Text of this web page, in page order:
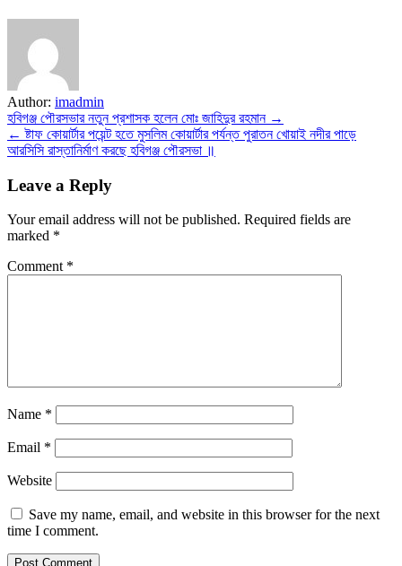
Author: imadmin
Post
navigation
হবিগঞ্জ পৌরসভার নতুন প্রশাসক হলেন মোঃ জাহিদুর রহমান →
← ষ্টাফ কোয়ার্টার পয়েন্ট হতে মুসলিম কোয়ার্টার পর্যন্ত পুরাতন খোয়াই নদীর পাড়ে
আরসিসি রাস্তানির্মাণ করছে হবিগঞ্জ পৌরসভা ॥
Leave a Reply
Your email address will not be published. Required fields are
marked *
Comment *
Name *
Email *
Website
Save my name, email, and website in this browser for the next
time I comment.